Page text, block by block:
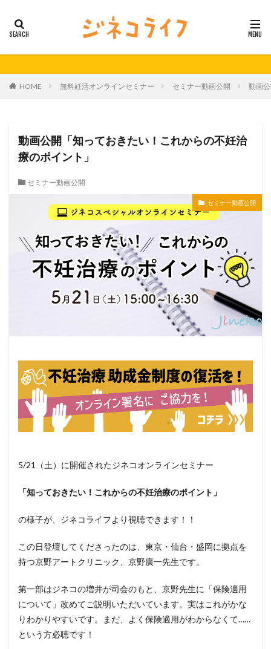
HOME 無料妊活オンラインセミナー セミナー動画公開 動画
動画公開「知っておきたい！これからの不妊治
療のポイント」
セミナー動画公開
セミナー動画公開
5/21（土）に開催されたジネコオンラインセミナー
「知っておきたい！これからの不妊治療のポイント」
の様子が、ジネコライフより視聴できます！！
この日登壇してくださったのは、東京・仙台・盛岡に拠点を
持つ京野アートクリニック、 京野廣一先生です。
第一部はジネコの増井が司会のもと、 京野先生に「保険適用
について」改めてご説明いただいています。 実はこれがかな
りわかりやすいです。まだ、よく保険適用がわからなくて……
という方必聴です！
男性不妊